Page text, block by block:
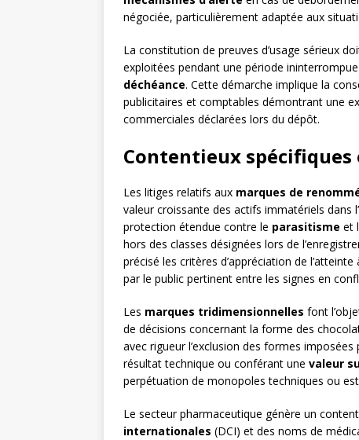
négociée, particulièrement adaptée aux
La constitution de preuves d’usage sérieux
exploitées pendant une période
déchéance. Cette démarche implique la
publicitaires et comptables démontrant une
commerciales déclarées lors du dépôt.
Contentieux
Les litiges relatifs aux marques de
valeur croissante des actifs immatériels dans
protection étendue contre le parasitisme et
hors des classes désignées lors de
précisé les critères d’appréciation de
par le public pertinent entre les signes en
Les marques tridimensionnelles font
de décisions concernant la forme des
avec rigueur l’exclusion des formes
résultat technique ou conférant une valeur
perpétuation de monopoles techniques ou
Le secteur pharmaceutique génère un
internationales (DCI) et des noms de